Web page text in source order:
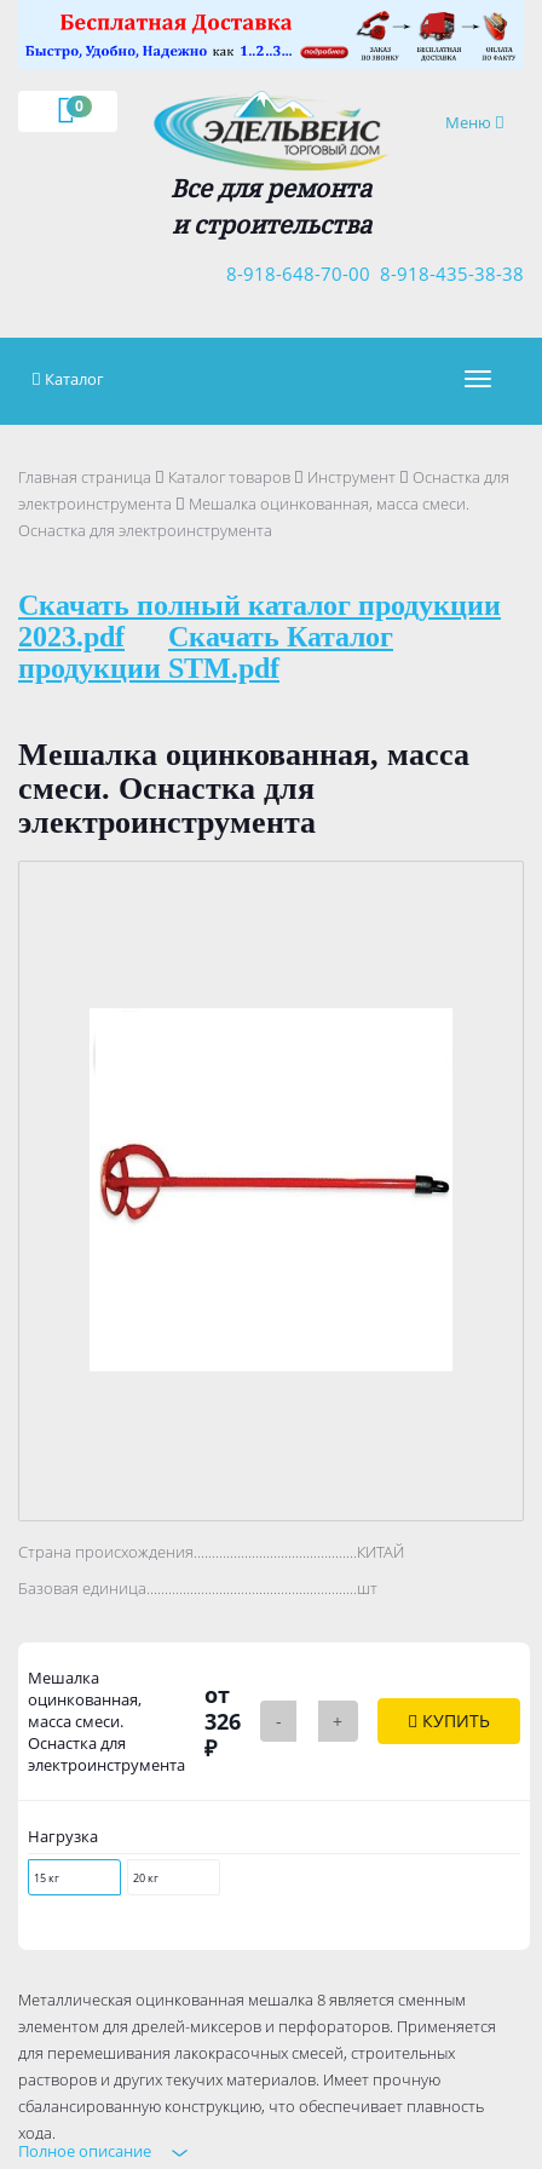
0
Навигация
Меню
Все для ремонта
и строительства
8-918-435-38-38
8-918-648-70-00
×
Каталог
Главная страница Каталог товаров Инструмент
Оснастка для
электроинструмента
Мешалка оцинкованная, масса смеси.
Оснастка для электроинструмента
Скачать полный каталог продукции
2023.pdf
Скачать Каталог
продукции STM.pdf
Мешалка оцинкованная, масса
смеси. Оснастка для
электроинструмента
Страна происхождения..................................................................................
КИТАЙ
Базовая единица..................................................................................
шт
Мешалка
оцинкованная,
масса смеси.
Оснастка для
электроинструмента
от
326
₽
- + КУПИТЬ
Нагрузка
15 кг 20 кг
Металлическая оцинкованная мешалка 8 является сменным
элементом для дрелей-миксеров и перфораторов. Применяется
для перемешивания лакокрасочных смесей, строительных
растворов и других текучих материалов. Имеет прочную
сбалансированную конструкцию, что обеспечивает плавность
хода.
Полное описание